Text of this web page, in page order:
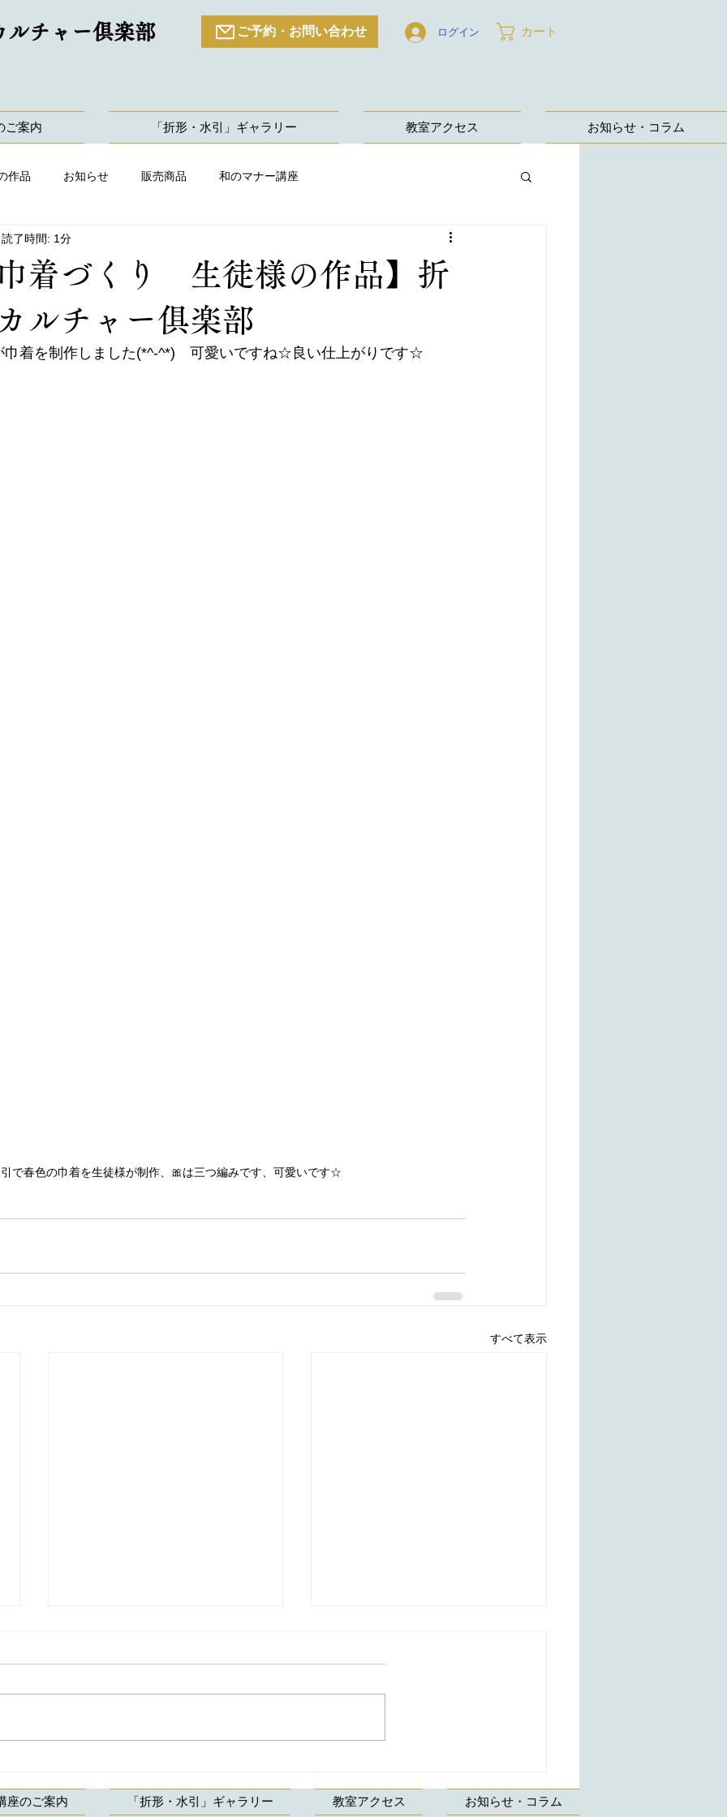
ルチャー倶楽部 ご予約・お問い合わせ ログイン カート
ご案内 「折形・水引」ギャラリー 教室アクセス お知らせ・コラム
作品 お知らせ 販売商品 和のマナー講座
着づくり 生徒様の作品】折
ルチャー俱楽部
読了時間: 1分
巾着を制作しました(*^-^*)　可愛いですね☆良い仕上がりです☆
で春色の巾着を生徒様が制作、🎀は三つ編みです、可愛いです☆
すべて表示
コース 生徒様の作品】折
スン 生徒様の作品】折形、
座のご案内 「折形・水引」ギャラリー 教室アクセス お知らせ・コラム